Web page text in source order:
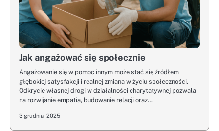
Jak angażować się społecznie
Angażowanie się w pomoc innym może stać się źródłem
głębokiej satysfakcji i realnej zmiana w życiu społeczności.
Odkrycie własnej drogi w działalności charytatywnej pozwala
na rozwijanie empatia, budowanie relacji oraz…
3 grudnia, 2025